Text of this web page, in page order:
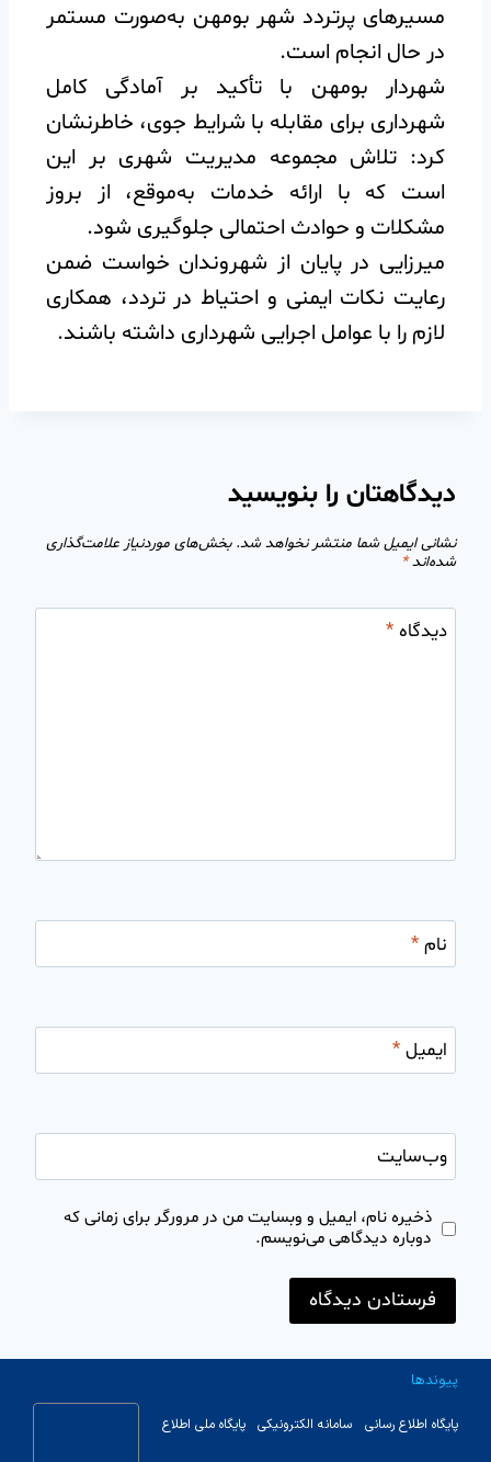
مسیرهای پرتردد شهر بومهن به‌صورت مستمر
در حال انجام است.
شهردار بومهن با تأکید بر آمادگی کامل
شهرداری برای مقابله با شرایط جوی، خاطرنشان
کرد: تلاش مجموعه مدیریت شهری بر این
است که با ارائه خدمات به‌موقع، از بروز
مشکلات و حوادث احتمالی جلوگیری شود.
میرزایی در پایان از شهروندان خواست ضمن
رعایت نکات ایمنی و احتیاط در تردد، همکاری
لازم را با عوامل اجرایی شهرداری داشته باشند.
دیدگاهتان را بنویسید
نشانی ایمیل شما منتشر نخواهد شد. بخش‌های موردنیاز علامت‌گذاری
شده‌اند*
دیدگاه*
نام*
ایمیل*
وب‌سایت
ذخیره نام، ایمیل و وبسایت من در مرورگر برای زمانی که
دوباره دیدگاهی می‌نویسم.
پیوندها
پایگاه اطلاع رسانی سامانه الکترونیکی پایگاه ملی اطلاع